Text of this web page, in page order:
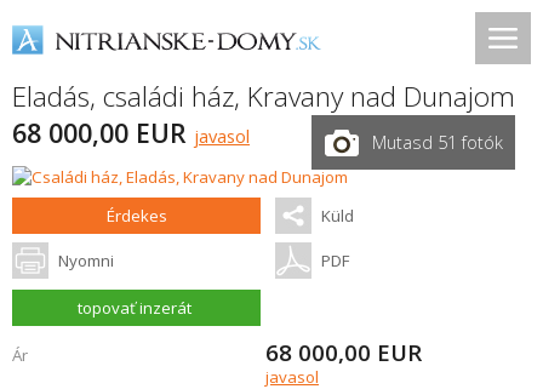
Eladás, családi ház, Kravany nad Dunajom
68 000,00 EUR javasol Mutasd 51 fotók
Érdekes Küld
Nyomni PDF
topovať inzerát
Ár 68 000,00 EUR
javasol